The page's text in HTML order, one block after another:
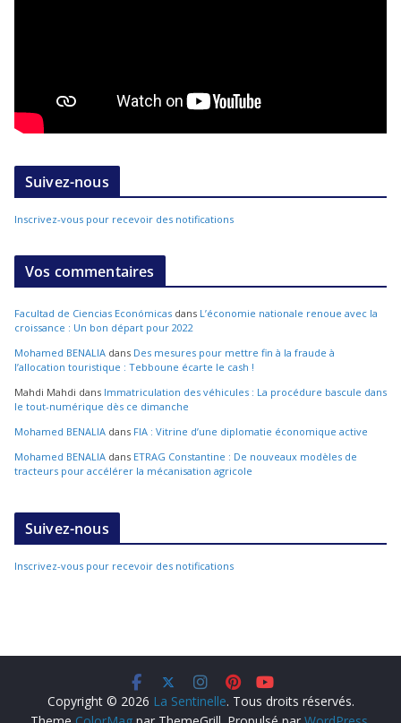
Suivez-nous
Inscrivez-vous pour recevoir des notifications
Vos commentaires
Facultad de Ciencias Económicas dans L’économie nationale renoue avec la
croissance : Un bon départ pour 2022
Mohamed BENALIA dans Des mesures pour mettre fin à la fraude à
l’allocation touristique : Tebboune écarte le cash !
Mahdi Mahdi dans Immatriculation des véhicules : La procédure bascule dans
le tout-numérique dès ce dimanche
Mohamed BENALIA dans FIA : Vitrine d’une diplomatie économique active
Mohamed BENALIA dans ETRAG Constantine : De nouveaux modèles de
tracteurs pour accélérer la mécanisation agricole
Suivez-nous
Inscrivez-vous pour recevoir des notifications
Copyright © 2026 La Sentinelle. Tous droits réservés.